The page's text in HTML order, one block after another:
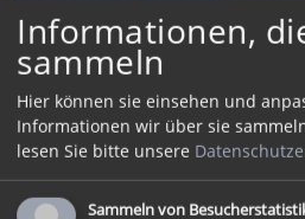
Informationen,
sammeln
Hier können sie einsehen und
Informationen wir über sie
lesen Sie bitte unsere
Sammeln von